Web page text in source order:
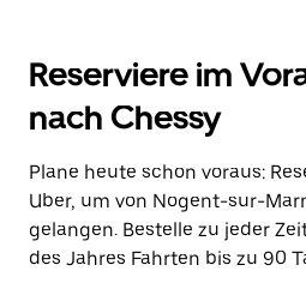
Kalender
interagieren
ein
Datum
auszuwählen.
Drücke
die
Escape-
Reserviere im
nach Chessy
Plane heute schon voraus:
Uber, um von Nogent-sur-
gelangen. Bestelle zu jeder
des Jahres Fahrten bis zu 90